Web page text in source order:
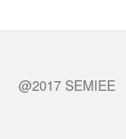
@2017 SEMIEE